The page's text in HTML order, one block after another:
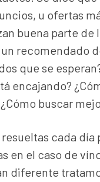
u ofertas
buena parte de
recomendado
que se
encajando?
buscar
cada
en el caso de
diferente